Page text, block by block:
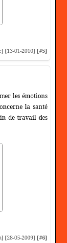
[13-01-2010] [#5]
les émotions
la santé
de travail des
[28-05-2009] [#6]